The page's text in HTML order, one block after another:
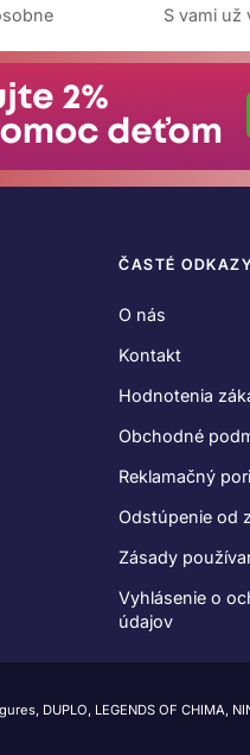
S vami už
ČASTÉ
O nás
Kontakt
Hodnotenia
Obchodné
Reklamačný
Odstúpenie od
Zásady
Vyhlásenie o
údajov
DUPLO, LEGENDS OF CHIMA,